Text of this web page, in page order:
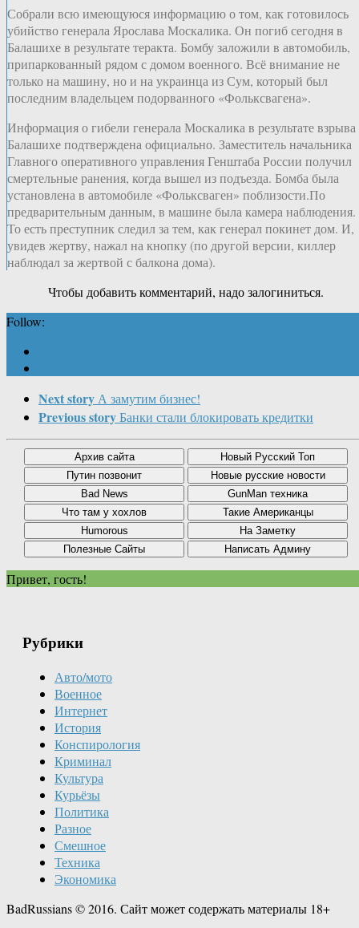
Собрали всю имеющуюся информацию о том, как готовилось
убийство генерала Ярослава Москалика. Он погиб сегодня в
Балашихе в результате теракта. Бомбу заложили в автомобиль,
припаркованный рядом с домом военного. Всё внимание не
только на машину, но и на украинца из Сум, который был
последним владельцем подорванного «Фольксвагена».
Информация о гибели генерала Москалика в результате взрыва
Балашихе подтверждена официально. Заместитель начальника
Главного оперативного управления Генштаба России получил
смертельные ранения, когда вышел из подъезда. Бомба была
установлена в автомобиле «Фольксваген» поблизости.По
предварительным данным, в машине была камера наблюдения.
То есть преступник следил за тем, как генерал покинет дом. И,
увидев жертву, нажал на кнопку (по другой версии, киллер
наблюдал за жертвой с балкона дома).
Чтобы добавить комментарий, надо залогиниться.
Follow:
Next storyА замутим бизнес!
Previous storyБанки стали блокировать кредитки
Привет, гость!
Рубрики
Авто/мото
Военное
Интернет
История
Конспирология
Криминал
Культура
Курьёзы
Политика
Разное
Смешное
Техника
Экономика
BadRussians © 2016. Сайт может содержать материалы 18+